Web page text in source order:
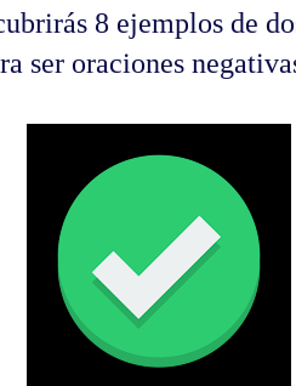
8 ejemplos de
ser oraciones